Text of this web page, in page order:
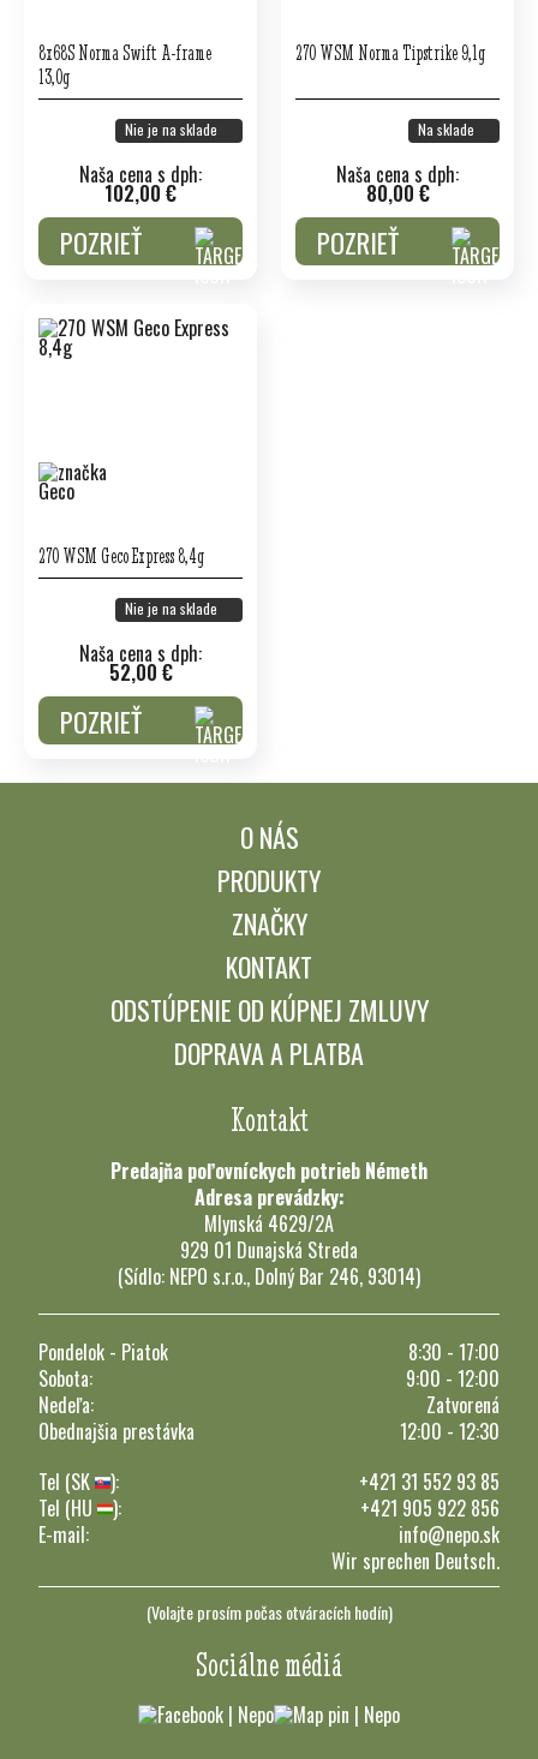
8x68S Norma Swift A-frame
13,0g
Nie je na sklade
Naša cena s dph:
102,00 €
POZRIEŤ
270 WSM Norma Tipstrike 9,1g
Na sklade
Naša cena s dph:
80,00 €
POZRIEŤ
270 WSM Geco Express 8,4g
Nie je na sklade
Naša cena s dph:
52,00 €
POZRIEŤ
O NÁS
PRODUKTY
ZNAČKY
KONTAKT
ODSTÚPENIE OD KÚPNEJ ZMLUVY
DOPRAVA A PLATBA
Kontakt
Predajňa poľovníckych potrieb Németh
Adresa prevádzky:
Mlynská 4629/2A
929 01 Dunajská Streda
(Sídlo: NEPO s.r.o., Dolný Bar 246, 93014)
Pondelok - Piatok
8:30 - 17:00
Sobota:
9:00 - 12:00
Nedeľa:
Zatvorená
Obednajšia prestávka
12:00 - 12:30
Tel (SK
):
+421 31 552 93 85
Tel (HU
):
+421 905 922 856
E-mail:
info@nepo.sk
Wir sprechen Deutsch.
(Volajte prosím počas otváracích hodín)
Sociálne médiá